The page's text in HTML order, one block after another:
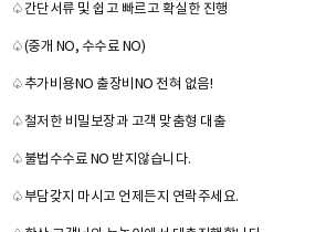
♤간단서류 및 쉽고 빠르고 확실한 진행
♤(중개 NO, 수수료 NO)
♤추가비용NO 출장비NO 전혀 없음!
♤철저한 비밀보장과 고객 맞춤형 대출
♤불법수수료 NO 받지않습니다.
♤부담갖지 마시고 언제든지 연락주세요.